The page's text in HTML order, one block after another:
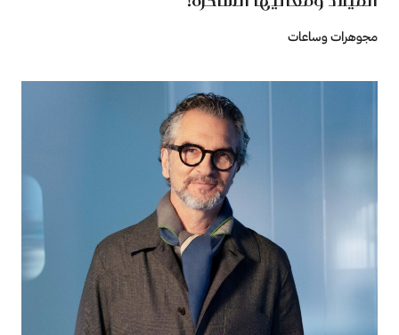
مجوهرات وساعات